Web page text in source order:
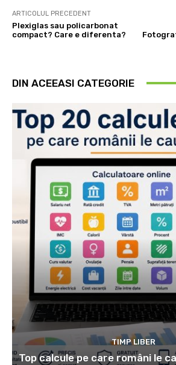
ARTICOLUL PRECEDENT
Plexiglas sau policarbonat
compact? Care e diferenta?
DIN ACEEASI CATEGORIE
TIMP LIBER
Top calcule pe care români le